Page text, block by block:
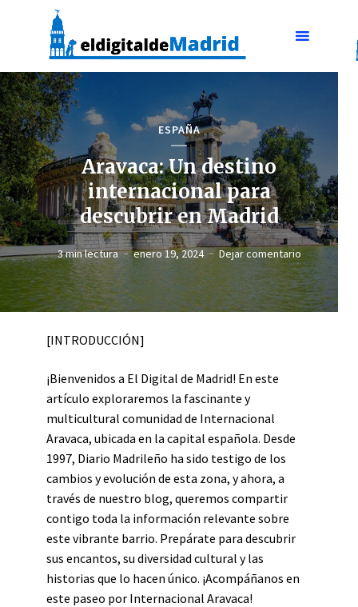
ESPAÑA
Aravaca: Un destino
internacional para
descubrir en Madrid
3 min lectura enero 19, 2024 Dejar comentario
[INTRODUCCIÓN]
¡Bienvenidos a El Digital de Madrid! En este
artículo exploraremos la fascinante y
multicultural comunidad de Internacional
Aravaca, ubicada en la capital española. Desde
1997, Diario Madrileño ha sido testigo de los
cambios y evolución de esta zona, y ahora, a
través de nuestro blog, queremos compartir
contigo toda la información relevante sobre
este vibrante barrio. Prepárate para descubrir
sus encantos, su diversidad cultural y las
historias que lo hacen único. ¡Acompáñanos en
este paseo por Internacional Aravaca!